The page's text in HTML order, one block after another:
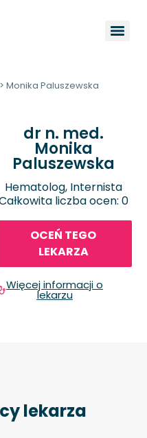
> Monika Paluszewska
dr n. med.
Monika
Paluszewska
Hematolog, Internista
liczba ocen: 0
OCEŃ TEGO
LEKARZA
Więcej informacji o
lekarzu
lekarza